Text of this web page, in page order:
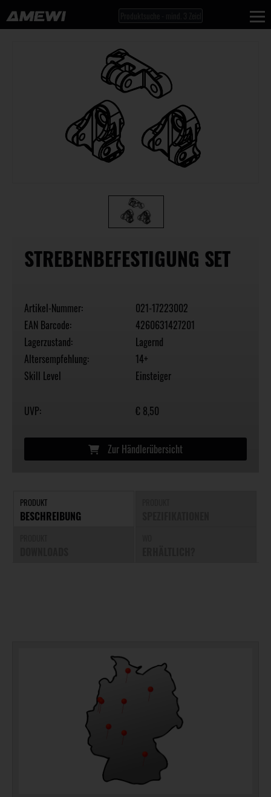
STREBENBEFESTIGUNG SET
Artikel-Nummer:
021-17223002
EAN Barcode:
4260631427201
Lagerzustand:
Lagernd
Altersempfehlung:
14+
Skill Level
Einsteiger
UVP: € 8,50
Zur Händlerübersicht
PRODUKT
BESCHREIBUNG